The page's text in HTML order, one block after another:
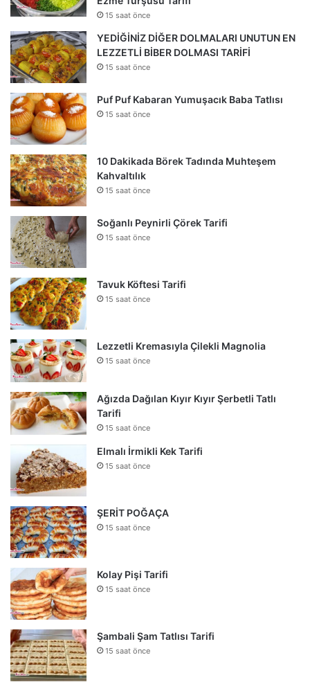
15 saat önce
YEDİĞİNİZ DİĞER DOLMALARI UNUTUN EN
LEZZETLİ BİBER DOLMASI TARİFİ
15 saat önce
Puf Puf Kabaran Yumuşacık Baba Tatlısı
15 saat önce
10 Dakikada Börek Tadında Muhteşem
Kahvaltılık
15 saat önce
Soğanlı Peynirli Çörek Tarifi
15 saat önce
Tavuk Köftesi Tarifi
15 saat önce
Lezzetli Kremasıyla Çilekli Magnolia
15 saat önce
Ağızda Dağılan Kıyır Kıyır Şerbetli Tatlı
Tarifi
15 saat önce
Elmalı İrmikli Kek Tarifi
15 saat önce
ŞERİT POĞAÇA
15 saat önce
Kolay Pişi Tarifi
15 saat önce
Şambali Şam Tatlısı Tarifi
15 saat önce